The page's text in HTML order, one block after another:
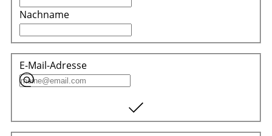
Nachname
E-Mail-Adresse